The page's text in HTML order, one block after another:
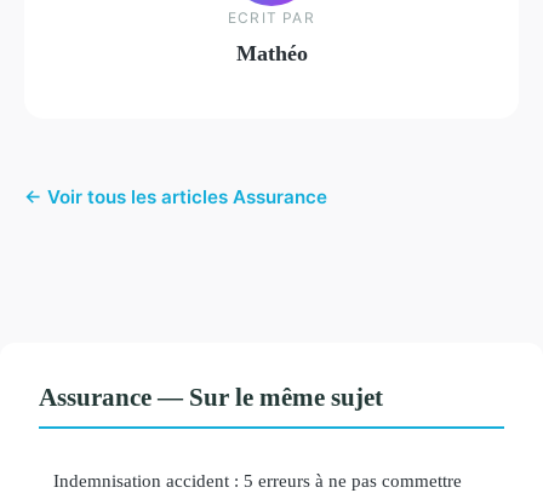
ECRIT PAR
Mathéo
← Voir tous les articles Assurance
Assurance — Sur le même sujet
Indemnisation accident : 5 erreurs à ne pas commettre